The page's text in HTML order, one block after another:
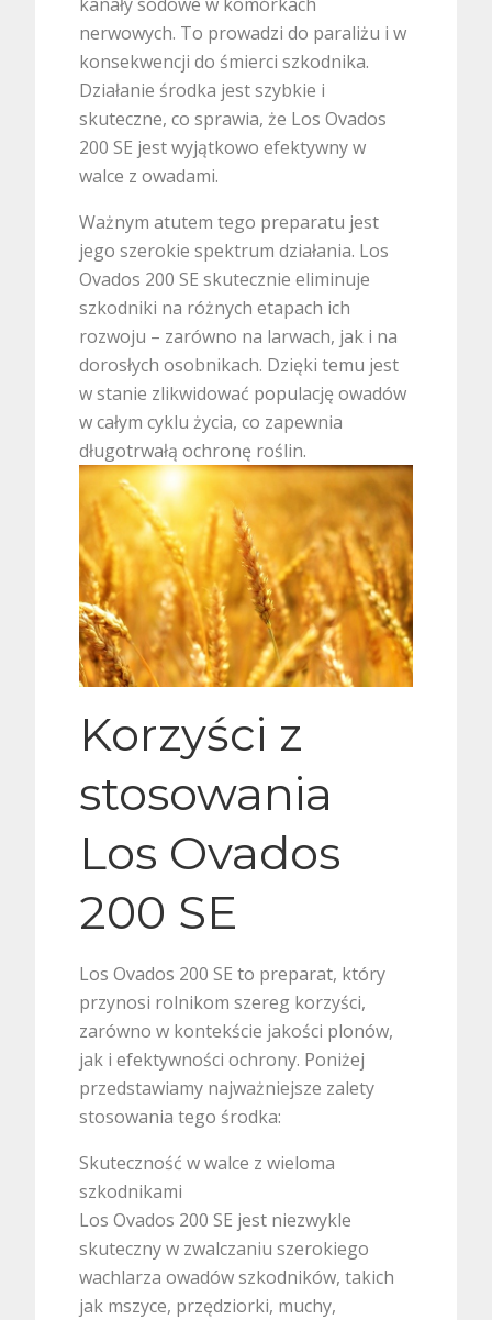
nerwowych. To prowadzi do paraliżu i w
konsekwencji do śmierci szkodnika.
Działanie środka jest szybkie i
skuteczne, co sprawia, że Los Ovados
200 SE jest wyjątkowo efektywny w
walce z owadami.
Ważnym atutem tego preparatu jest
jego szerokie spektrum działania. Los
Ovados 200 SE skutecznie eliminuje
szkodniki na różnych etapach ich
rozwoju – zarówno na larwach, jak i na
dorosłych osobnikach. Dzięki temu jest
w stanie zlikwidować populację owadów
w całym cyklu życia, co zapewnia
długotrwałą ochronę roślin.
Korzyści z
stosowania
Los Ovados
200 SE
Los Ovados 200 SE to preparat, który
przynosi rolnikom szereg korzyści,
zarówno w kontekście jakości plonów,
jak i efektywności ochrony. Poniżej
przedstawiamy najważniejsze zalety
stosowania tego środka:
Skuteczność w walce z wieloma
szkodnikami
Los Ovados 200 SE jest niezwykle
skuteczny w zwalczaniu szerokiego
wachlarza owadów szkodników, takich
jak mszyce, przędziorki, muchy,